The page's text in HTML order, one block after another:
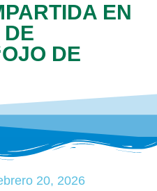
EN
DE
DE
20, 2026